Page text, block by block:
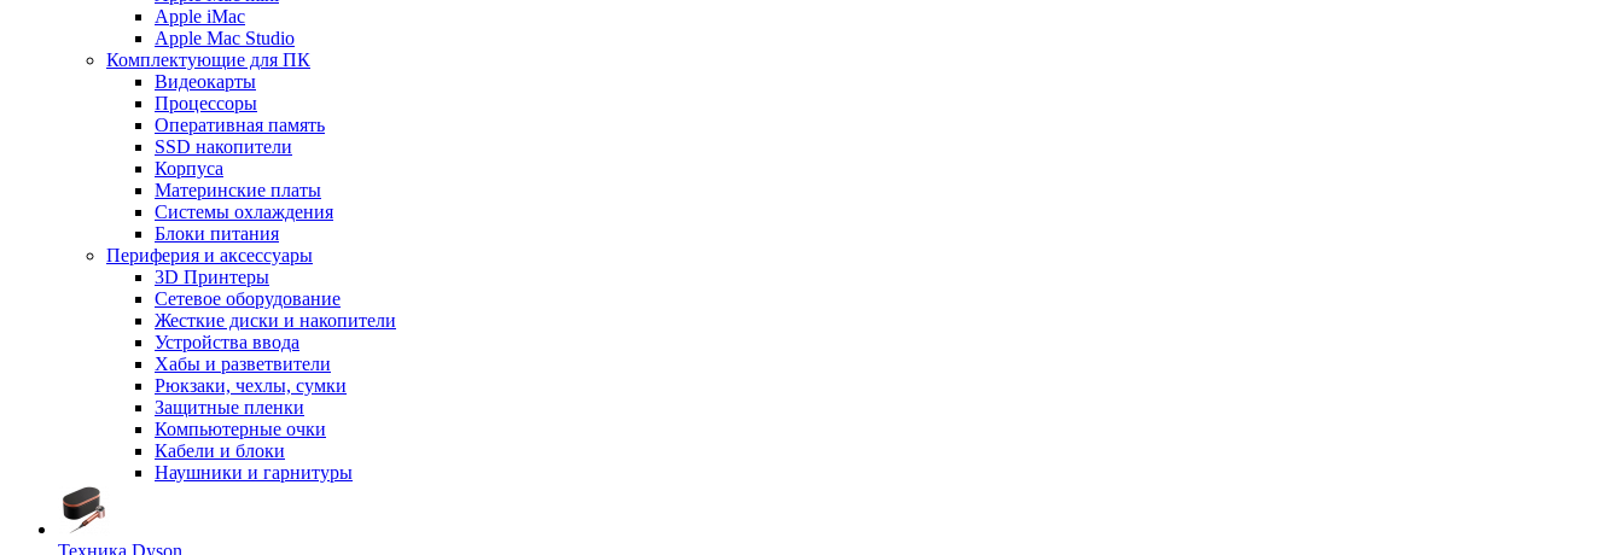
Apple iMac
Apple Mac Studio
Комплектующие для ПК
Видеокарты
Процессоры
Оперативная память
SSD накопители
Корпуса
Материнские платы
Системы охлаждения
Блоки питания
Периферия и аксессуары
3D Принтеры
Сетевое оборудование
Жесткие диски и накопители
Устройства ввода
Хабы и разветвители
Рюкзаки, чехлы, сумки
Защитные пленки
Компьютерные очки
Кабели и блоки
Наушники и гарнитуры
Техника Dyson